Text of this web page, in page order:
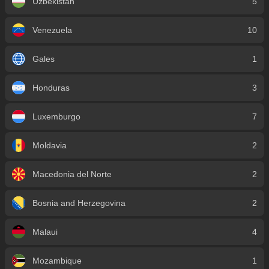
Venezuela 10
Gales 1
Honduras 3
Luxemburgo 7
Moldavia 2
Macedonia del Norte 2
Bosnia and Herzegovina 2
Malaui 4
Mozambique 1